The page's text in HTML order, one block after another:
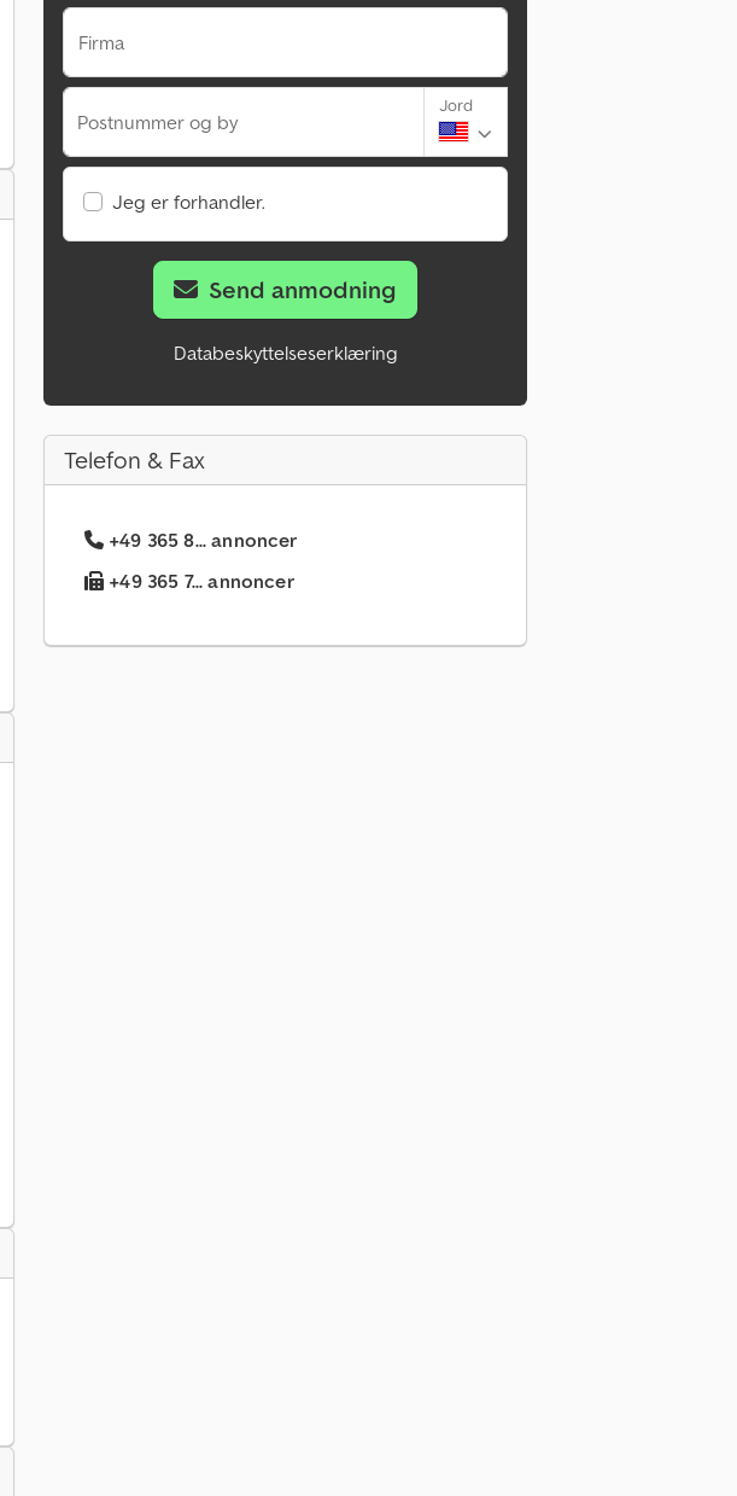
Firma
Postnummer og by
Jord
Jeg er forhandler.
Send anmodning
Databeskyttelseserklæring
Telefon & Fax
+49 365 8... annoncer
+49 365 7... annoncer